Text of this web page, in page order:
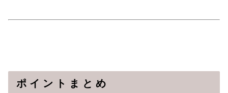
ポ イ ン ト ま と め